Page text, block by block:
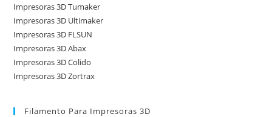
Impresoras 3D Tumaker
Impresoras 3D Ultimaker
Impresoras 3D FLSUN
Impresoras 3D Abax
Impresoras 3D Colido
Impresoras 3D Zortrax
Filamento Para Impresoras 3D